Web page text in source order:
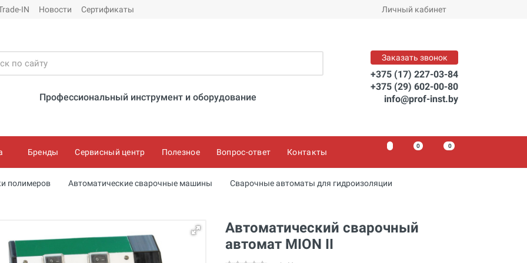
IN Новости Сертификаты Личный кабинет
Профессиональный инструмент и оборудование
Заказать звонок
+375 (17) 227-03-84
+375 (29) 602-00-80
info@prof-inst.by
Бренды Сервисный центр Полезное Вопрос-ответ Контакты
0 00
полимеров Автоматические сварочные машины
Сварочные автоматы для гидроизоляции
Автоматический сварочный
автомат MION II